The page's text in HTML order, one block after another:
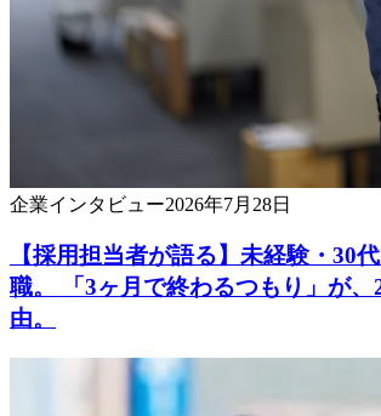
企業インタビュー2026年7月28日
【採用担当者が語る】未経験・30
職。 「3ヶ月で終わるつもり」が、
由。